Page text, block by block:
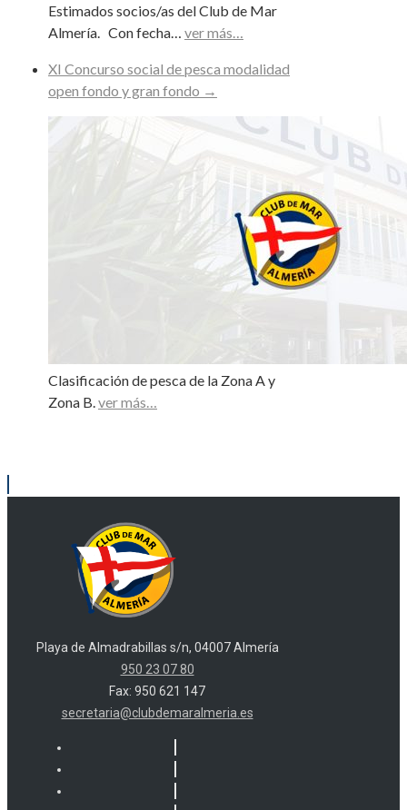
Estimados socios/as del Club de Mar
Almería. Con fecha… ver más…
XI Concurso social de pesca modalidad
open fondo y gran fondo →
Clasificación de pesca de la Zona A y
Zona B.ver más…
Playa de Almadrabillas s/n, 04007 Almería
950 23 07 80
Fax: 950 621 147
secretaria@clubdemaralmeria.es